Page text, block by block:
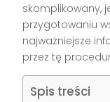
skomplikowany,
przygotowaniu
najważniejsze
przez tę
Spis treści